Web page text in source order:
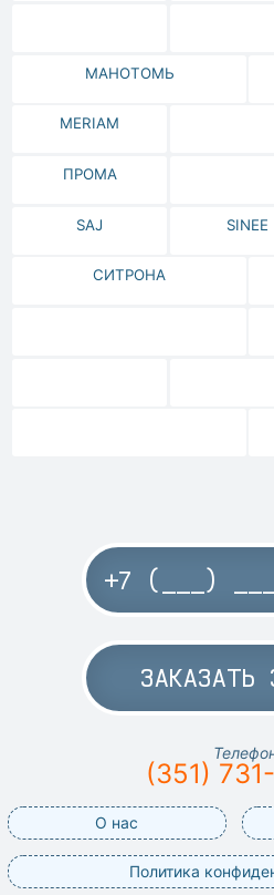
МАНОТОМЬ
MERIAM
ПРОМА
SAJ SINEE
СИТРОНА
ЗАКАЗАТЬ
(351)
О нас
Политика